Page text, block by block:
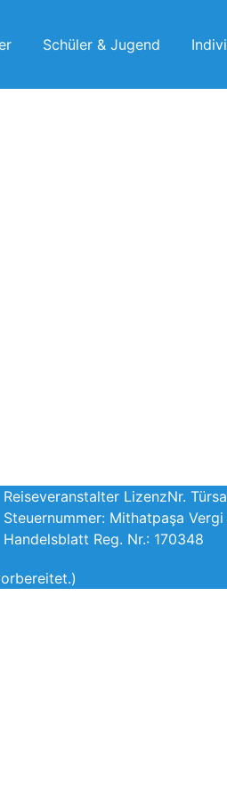
Schüler & Jugend
Reiseveranstalter LizenzNr.
Steuernummer: Mithatpaşa
Handelsblatt Reg. Nr.: 170348